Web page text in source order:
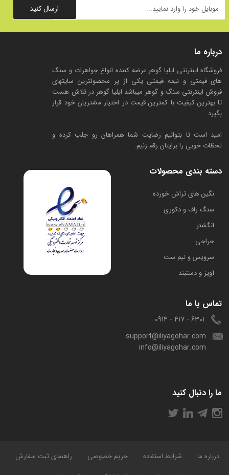
درباره ما شرایط استفاده حریم خصوصی راهنمای ثبت سفارش
درباره ما
فروشگاه اینترنتی ایلیا گوهر عرضه کننده انواع جواهرات و سنگ
های قیمتی و نیمه قیمتی یکی از پر محصولترین سایتهای
فروش اینترنتی سنگ و گوهر میباشد ایلیا گوهر در تلاش هست
تا بهترین کیفیت با کمترین قیمت در اختیار مشتریان خود قرار
بگیرد.
امید است تا بتوانیم رضایت شما همراهان رو جلب کرده و
لحظات خوبی را برایتان رقم زنیم.
دسته بندی محصولات
​نگین های تراش خورده
سنگ راف و دکوری
انگشتر
حراجی
سرویس و نیم ست
آویز و دستبند
تماس با ما
6301 - 417 - 0914
support@iliyagohar.com
info@iliyagohar.com
ما را دنبال کنید
ارسال کنید